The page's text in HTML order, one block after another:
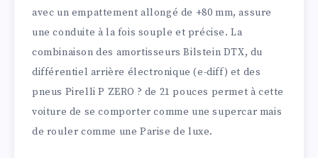
avec un empattement allongé de +80 mm, assure
une conduite à la fois souple et précise. La
combinaison des amortisseurs Bilstein DTX, du
différentiel arrière électronique (e-diff) et des
pneus Pirelli P ZERO ? de 21 pouces permet à cette
voiture de se comporter comme une supercar mais
de rouler comme une Parise de luxe.